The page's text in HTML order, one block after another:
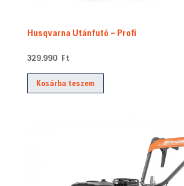
Husqvarna Utánfutó – Profi
329.990 Ft
Kosárba teszem